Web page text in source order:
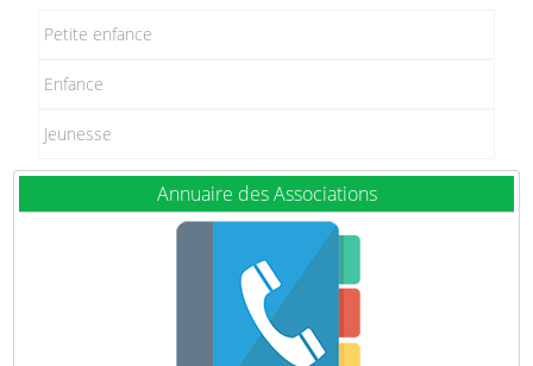
Petite enfance
Enfance
Jeunesse
Annuaire des Associations